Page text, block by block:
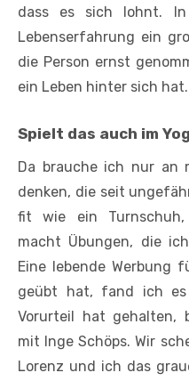
dass es sich lohnt.
Lebenserfahrung ein
die Person ernst
ein Leben hinter sich hat.
Spielt das auch im
Da brauche ich nur an
denken, die seit
fit wie ein Turnschuh,
macht Übungen, die
Eine lebende Werbung
geübt hat, fand ich es
Vorur­teil hat gehalten,
mit Inge Schöps. Wir
Lorenz und ich das